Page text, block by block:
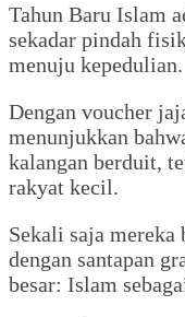
Tahun Baru Islam
sekadar pindah
menuju kepedulian.
Dengan voucher
menunjukkan
kalangan berduit,
rakyat kecil.
Sekali saja mereka
dengan santapan
besar: Islam